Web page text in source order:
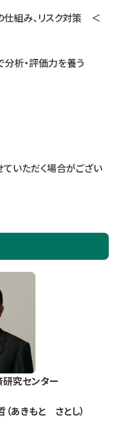
仕組み、リスク対策 ＜
分析・評価力を養う
いただく場合がござい
究センター
きもと さとし）